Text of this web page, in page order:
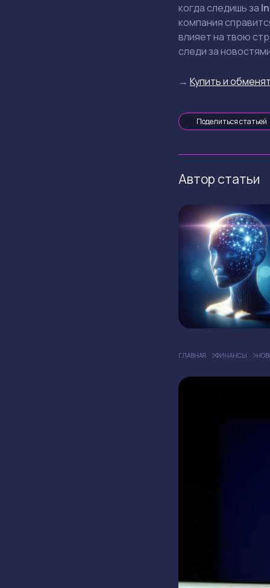
когда следишь за
компания
влияет на твою
следи за
→ Купить и
Поделиться статьей
Автор статьи
ГЛАВНАЯ ФИНАНСЫ